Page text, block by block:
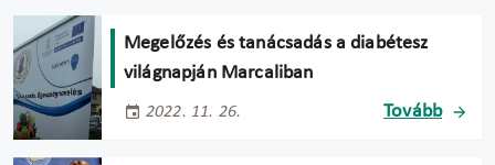
Megelőzés és tanácsadás a diabétesz
világnapján Marcaliban
2022. 11. 26. Tovább